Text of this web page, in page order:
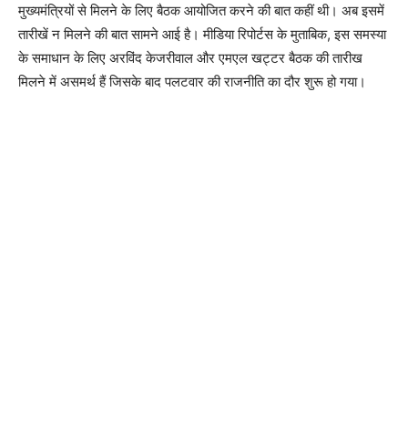
मुख्यमंत्रियों से मिलने के लिए बैठक आयोजित करने की बात कहीं थी। अब इसमें
तारीखें न मिलने की बात सामने आई है। मीडिया रिपोर्टस के मुताबिक, इस समस्या
के समाधान के लिए अरविंद केजरीवाल और एमएल खट्टर बैठक की तारीख
मिलने में असमर्थ हैं जिसके बाद पलटवार की राजनीति का दौर शुरू हो गया।